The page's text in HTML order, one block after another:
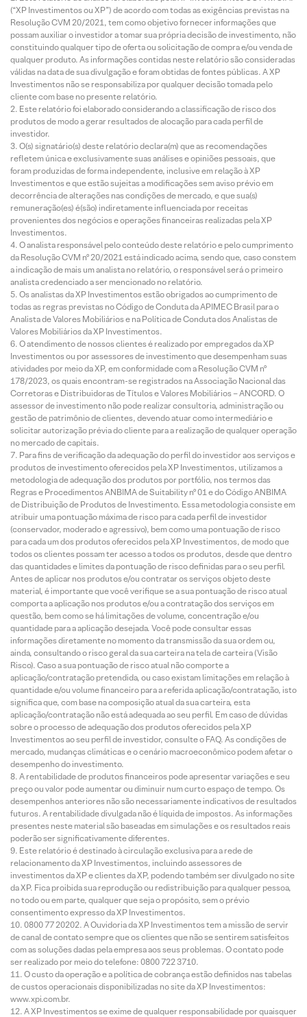
(“XP Investimentos ou XP”) de acordo com todas as exigências previstas na
Resolução CVM 20/2021, tem como objetivo fornecer informações que
possam auxiliar o investidor a tomar sua própria decisão de investimento, não
constituindo qualquer tipo de oferta ou solicitação de compra e/ou venda de
qualquer produto. As informações contidas neste relatório são consideradas
válidas na data de sua divulgação e foram obtidas de fontes públicas. A XP
Investimentos não se responsabiliza por qualquer decisão tomada pelo
cliente com base no presente relatório.
Este relatório foi elaborado considerando a classificação de risco dos
produtos de modo a gerar resultados de alocação para cada perfil de
investidor.
O(s) signatário(s) deste relatório declara(m) que as recomendações
refletem única e exclusivamente suas análises e opiniões pessoais, que
foram produzidas de forma independente, inclusive em relação à XP
Investimentos e que estão sujeitas a modificações sem aviso prévio em
decorrência de alterações nas condições de mercado, e que sua(s)
remuneração(es) é(são) indiretamente influenciada por receitas
provenientes dos negócios e operações financeiras realizadas pela XP
Investimentos.
O analista responsável pelo conteúdo deste relatório e pelo cumprimento
da Resolução CVM nº 20/2021 está indicado acima, sendo que, caso constem
a indicação de mais um analista no relatório, o responsável será o primeiro
analista credenciado a ser mencionado no relatório.
Os analistas da XP Investimentos estão obrigados ao cumprimento de
todas as regras previstas no Código de Conduta da APIMEC Brasil para o
Analista de Valores Mobiliários e na Política de Conduta dos Analistas de
Valores Mobiliários da XP Investimentos.
O atendimento de nossos clientes é realizado por empregados da XP
Investimentos ou por assessores de investimento que desempenham suas
atividades por meio da XP, em conformidade com a Resolução CVM nº
178/2023, os quais encontram-se registrados na Associação Nacional das
Corretoras e Distribuidoras de Títulos e Valores Mobiliários – ANCORD. O
assessor de investimento não pode realizar consultoria, administração ou
gestão de patrimônio de clientes, devendo atuar como intermediário e
solicitar autorização prévia do cliente para a realização de qualquer operação
no mercado de capitais.
Para fins de verificação da adequação do perfil do investidor aos serviços e
produtos de investimento oferecidos pela XP Investimentos, utilizamos a
metodologia de adequação dos produtos por portfólio, nos termos das
Regras e Procedimentos ANBIMA de Suitability nº 01 e do Código ANBIMA
de Distribuição de Produtos de Investimento. Essa metodologia consiste em
atribuir uma pontuação máxima de risco para cada perfil de investidor
(conservador, moderado e agressivo), bem como uma pontuação de risco
para cada um dos produtos oferecidos pela XP Investimentos, de modo que
todos os clientes possam ter acesso a todos os produtos, desde que dentro
das quantidades e limites da pontuação de risco definidas para o seu perfil.
Antes de aplicar nos produtos e/ou contratar os serviços objeto deste
material, é importante que você verifique se a sua pontuação de risco atual
comporta a aplicação nos produtos e/ou a contratação dos serviços em
questão, bem como se há limitações de volume, concentração e/ou
quantidade para a aplicação desejada. Você pode consultar essas
informações diretamente no momento da transmissão da sua ordem ou,
ainda, consultando o risco geral da sua carteira na tela de carteira (Visão
Risco). Caso a sua pontuação de risco atual não comporte a
aplicação/contratação pretendida, ou caso existam limitações em relação à
quantidade e/ou volume financeiro para a referida aplicação/contratação, isto
significa que, com base na composição atual da sua carteira, esta
aplicação/contratação não está adequada ao seu perfil. Em caso de dúvidas
sobre o processo de adequação dos produtos oferecidos pela XP
Investimentos ao seu perfil de investidor, consulte o FAQ. As condições de
mercado, mudanças climáticas e o cenário macroeconômico podem afetar o
desempenho do investimento.
A rentabilidade de produtos financeiros pode apresentar variações e seu
preço ou valor pode aumentar ou diminuir num curto espaço de tempo. Os
desempenhos anteriores não são necessariamente indicativos de resultados
futuros. A rentabilidade divulgada não é líquida de impostos. As informações
presentes neste material são baseadas em simulações e os resultados reais
poderão ser significativamente diferentes.
Este relatório é destinado à circulação exclusiva para a rede de
relacionamento da XP Investimentos, incluindo assessores de
investimentos da XP e clientes da XP, podendo também ser divulgado no site
da XP. Fica proibida sua reprodução ou redistribuição para qualquer pessoa,
no todo ou em parte, qualquer que seja o propósito, sem o prévio
consentimento expresso da XP Investimentos.
0800 77 20202. A Ouvidoria da XP Investimentos tem a missão de servir
de canal de contato sempre que os clientes que não se sentirem satisfeitos
com as soluções dadas pela empresa aos seus problemas. O contato pode
ser realizado por meio do telefone: 0800 722 3710.
O custo da operação e a política de cobrança estão definidos nas tabelas
de custos operacionais disponibilizadas no site da XP Investimentos:
www.xpi.com.br.
A XP Investimentos se exime de qualquer responsabilidade por quaisquer